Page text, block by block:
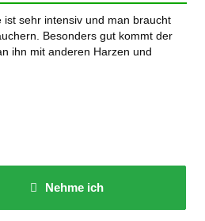
ist sehr intensiv und man braucht
Besonders gut kommt der
ihn mit anderen Harzen und
Nehme ich